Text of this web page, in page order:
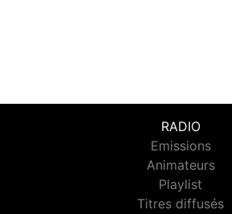
RADIO
Emissions
Animateurs
Playlist
Titres diffusés